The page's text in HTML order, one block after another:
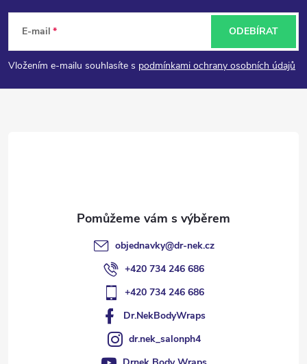
p
E-mail
Vložením e-mailu souhlasíte s podmínkami ochrany osobních údajů
ODEBÍRAT
objednavky@dr-nek.cz
+420 734 246 686
+420 734 246 686
Dr.NekBodyWraps
dr.nek_salonph4